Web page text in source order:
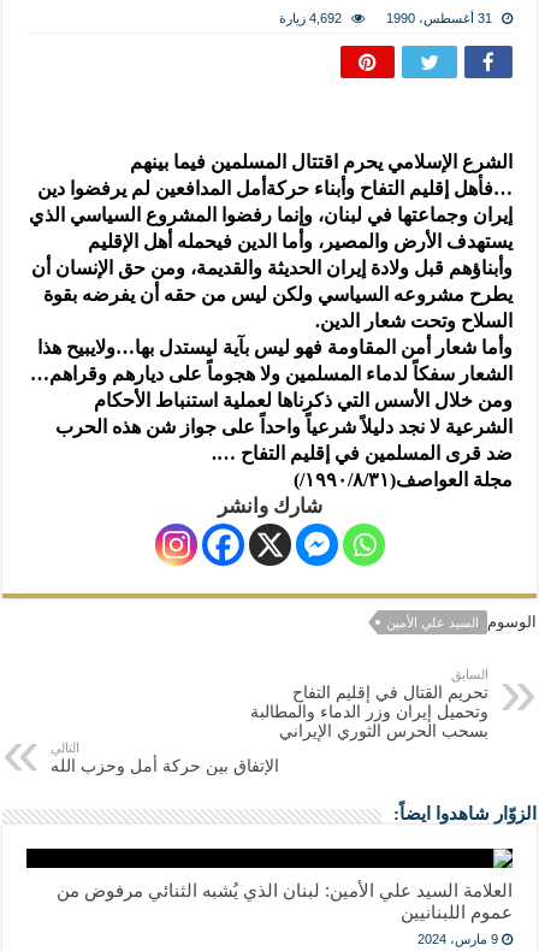
لن تحمينا مذاهبنا ولا طوائفنا ولا أحزابنا ولا جماعاتنا، بل الإنصهار الوطني والدولة
المذاهب ليست قدرًا لا يمكن تجاوزه
نسج العلاقة مع الآخر تكون من خلال منظومة القيم و المبادئ الانسانية التي تجعل
31 أغسطس، 1990 4,692 زيارة
الشرع الإسلامي يحرم اقتتال المسلمين فيما بينهم
…فأهل إقليم التفاح وأبناء حركةأمل المدافعين لم يرفضوا دين
إيران وجماعتها في لبنان، وإنما رفضوا المشروع السياسي الذي
يستهدف الأرض والمصير، وأما الدين فيحمله أهل الإقليم
وأبناؤهم قبل ولادة إيران الحديثة والقديمة، ومن حق الإنسان أن
يطرح مشروعه السياسي ولكن ليس من حقه أن يفرضه بقوة
السلاح وتحت شعار الدين.
وأما شعار أمن المقاومة فهو ليس بآية ليستدل بها…ولايبيح هذا
الشعار سفكاً لدماء المسلمين ولا هجوماً على ديارهم وقراهم…
ومن خلال الأسس التي ذكرناها لعملية استنباط الأحكام
الشرعية لا نجد دليلاً شرعياً واحداً على جواز شن هذه الحرب
ضد قرى المسلمين في إقليم التفاح ….
مجلة العواصف(١٩٩٠/٨/٣١/)
شارك وانشر
الوسوم السيد علي الأمين
السابق
تحريم القتال في إقليم التفاح
وتحميل إيران وزر الدماء والمطالبة
بسحب الحرس الثوري الإيراني
التالي
الإتفاق بين حركة أمل وحزب الله
الزوّار شاهدوا ايضاً:
العلامة السيد علي الأمين: لبنان الذي يُشبه الثنائي مرفوض من
عموم اللبنانيين
9 مارس، 2024